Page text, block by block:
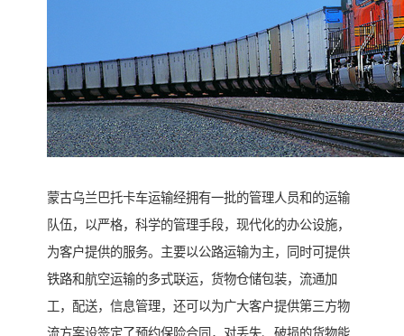
蒙古乌兰巴托卡车运输经拥有一批的管理人员和的运输
队伍，以严格，科学的管理手段，现代化的办公设施，
为客户提供的服务。主要以公路运输为主，同时可提供
铁路和航空运输的多式联运，货物仓储包装，流通加
工，配送，信息管理，还可以为广大客户提供第三方物